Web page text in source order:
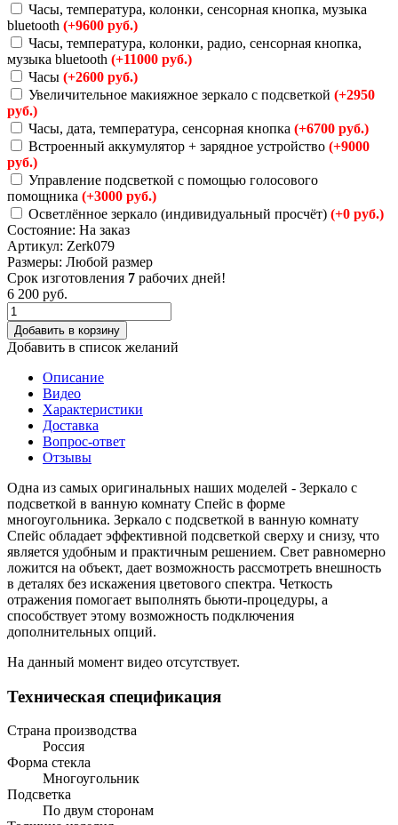
Часы, температура, колонки, сенсорная кнопка, музыка
bluetooth (+9600 руб.)
Часы, температура, колонки, радио, сенсорная кнопка,
музыка bluetooth (+11000 руб.)
Часы (+2600 руб.)
Увеличительное макияжное зеркало с подсветкой (+2950
руб.)
Часы, дата, температура, сенсорная кнопка (+6700 руб.)
Встроенный аккумулятор + зарядное устройство (+9000
руб.)
Управление подсветкой с помощью голосового
помощника (+3000 руб.)
Осветлённое зеркало (индивидуальный просчёт) (+0 руб.)
Состояние: На заказ
Артикул: Zerk079
Размеры: Любой размер
Срок изготовления 7 рабочих дней!
6 200 руб.
Добавить в корзину
Добавить в список желаний
Описание
Видео
Характеристики
Доставка
Вопрос-ответ
Отзывы
Одна из самых оригинальных наших моделей - Зеркало с
подсветкой в ванную комнату Спейс в форме
многоугольника. Зеркало с подсветкой в ванную комнату
Спейс обладает эффективной подсветкой сверху и снизу, что
является удобным и практичным решением. Свет равномерно
ложится на объект, дает возможность рассмотреть внешность
в деталях без искажения цветового спектра. Четкость
отражения помогает выполнять бьюти-процедуры, а
способствует этому возможность подключения
дополнительных опций.
На данный момент видео отсутствует.
Техническая спецификация
Страна производства
Россия
Форма стекла
Многоугольник
Подсветка
По двум сторонам